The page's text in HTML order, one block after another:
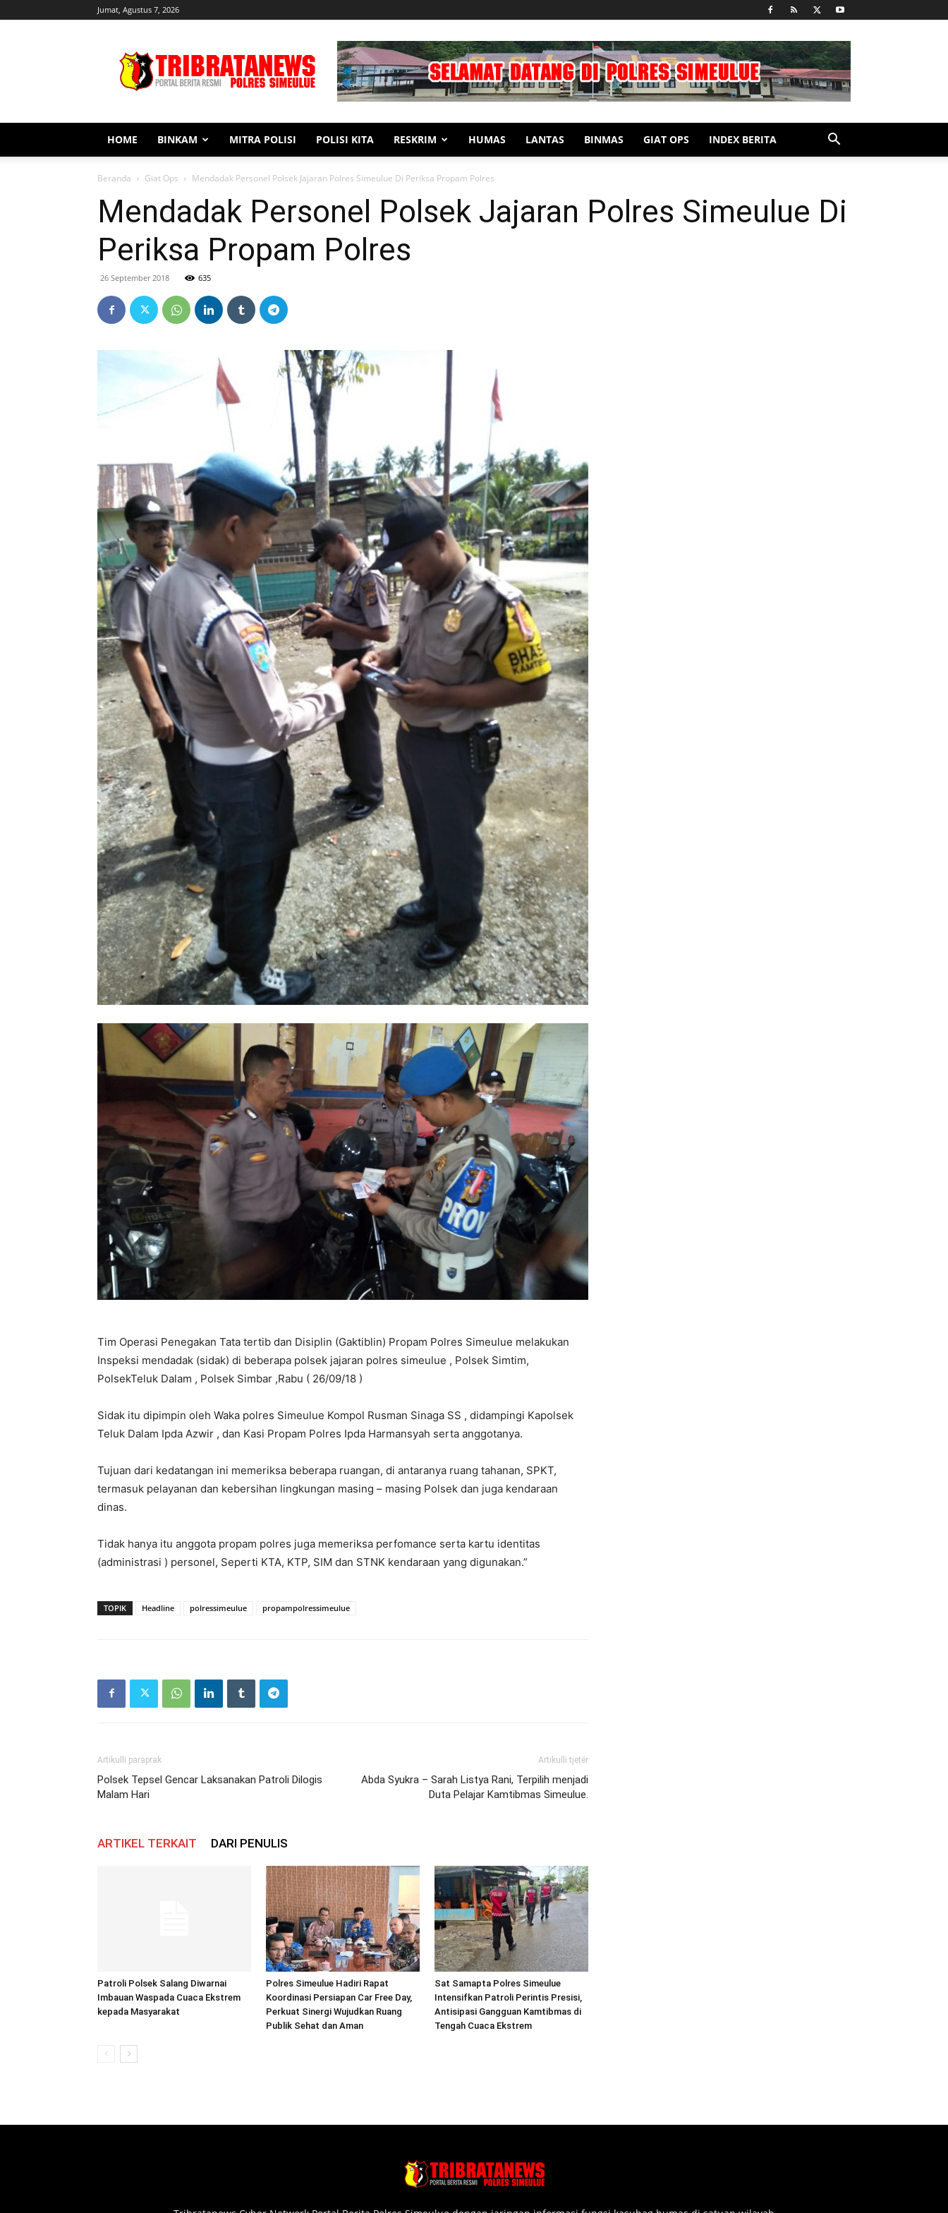
Jumat, Agustus 7, 2026
Simeulue
HOME BINKAM MITRA POLISI POLISI KITA RESKRIM HUMAS LANTAS BINMAS GIAT OPS INDEX BERITA
Beranda Giat Ops Mendadak Personel Polsek Jajaran Polres Simeulue Di Periksa Propam Polres
Mendadak Personel Polsek Jajaran Polres Simeulue Di
Periksa Propam Polres
26 September 2018 635
Tim Operasi Penegakan Tata tertib dan Disiplin (Gaktiblin) Propam Polres Simeulue melakukan
Inspeksi mendadak (sidak) di beberapa polsek jajaran polres simeulue , Polsek Simtim,
PolsekTeluk Dalam , Polsek Simbar ,Rabu ( 26/09/18 )
Sidak itu dipimpin oleh Waka polres Simeulue Kompol Rusman Sinaga SS , didampingi Kapolsek
Teluk Dalam Ipda Azwir , dan Kasi Propam Polres Ipda Harmansyah serta anggotanya.
Tujuan dari kedatangan ini memeriksa beberapa ruangan, di antaranya ruang tahanan, SPKT,
termasuk pelayanan dan kebersihan lingkungan masing – masing Polsek dan juga kendaraan
dinas.
Tidak hanya itu anggota propam polres juga memeriksa perfomance serta kartu identitas
(administrasi ) personel, Seperti KTA, KTP, SIM dan STNK kendaraan yang digunakan.”
TOPIK Headline polressimeulue propampolressimeulue
Artikulli paraprak
Polsek Tepsel Gencar Laksanakan Patroli Dilogis
Malam Hari
Artikulli tjetër
Abda Syukra – Sarah Listya Rani, Terpilih menjadi
Duta Pelajar Kamtibmas Simeulue.
ARTIKEL TERKAIT DARI PENULIS
Patroli Polsek Salang Diwarnai
Imbauan Waspada Cuaca Ekstrem
kepada Masyarakat
Polres Simeulue Hadiri Rapat
Koordinasi Persiapan Car Free Day,
Perkuat Sinergi Wujudkan Ruang
Publik Sehat dan Aman
Sat Samapta Polres Simeulue
Intensifkan Patroli Perintis Presisi,
Antisipasi Gangguan Kamtibmas di
Tengah Cuaca Ekstrem